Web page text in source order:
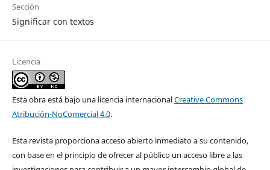
Sección
Significar con textos
Licencia
Esta obra está bajo una licencia internacionalCreative Commons
Atribución-NoComercial 4.0.
Esta revista proporciona acceso abierto inmediato a su contenido,
con base en el principio de ofrecer al público un acceso libre a las